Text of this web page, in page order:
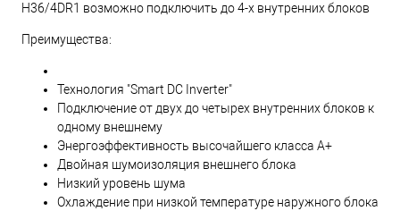
H36/4DR1 возможно подключить до 4-х внутренних блоков
Преимущества:
Технология "Smart DC Inverter"
Подключение от двух до четырех внутренних блоков к
одному внешнему
Энергоэффективность высочайшего класса А+
Двойная шумоизоляция внешнего блока
Низкий уровень шума
Охлаждение при низкой температуре наружного блока